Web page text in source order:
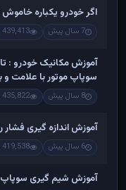
اگر خودرو یکباره خاموش
7 سال پیش 439,413 بازدید
آموزش مکانیک خودرو :
سوپاپ موتور با علامت
8 سال پیش 435,822 بازدید
آموزش اندازه گیری
6 سال پیش 419,538 بازدید
آموزش شیم گیری